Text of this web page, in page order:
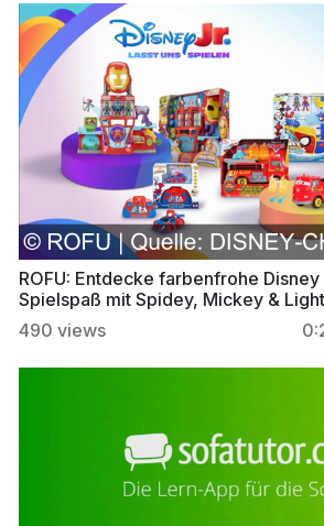
ROFU: Entdecke farbenfrohe
Spielspaß mit Spidey, Mickey &
490 views